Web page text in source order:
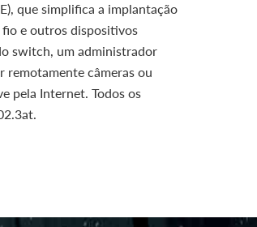
que simplifica a implantação
fio e outros dispositivos
switch, um administrador
remotamente câmeras ou
pela Internet. Todos os